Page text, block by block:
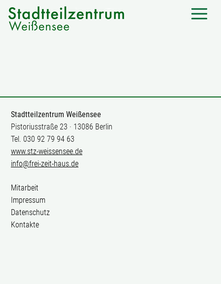
Stadtteilzentrum Weißensee
Pistoriusstraße 23 · 13086 Berlin
Tel. 030 92 79 94 63
www.stz-weissensee.de
info@frei-zeit-haus.de
Mitarbeit
Impressum
Datenschutz
Kontakte